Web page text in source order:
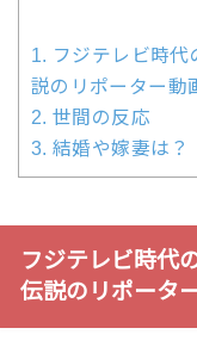
1. フジテレビ時代
説のリポーター動
2. 世間の反応
3. 結婚や嫁妻は？
フジテレビ時代
伝説のリポータ